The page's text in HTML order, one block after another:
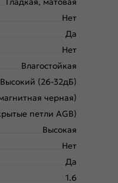
Нет
Да
Нет
Влагостойкая
Высокий (26-32дБ)
черная)
петли AGB)
Высокая
Нет
Да
1.6